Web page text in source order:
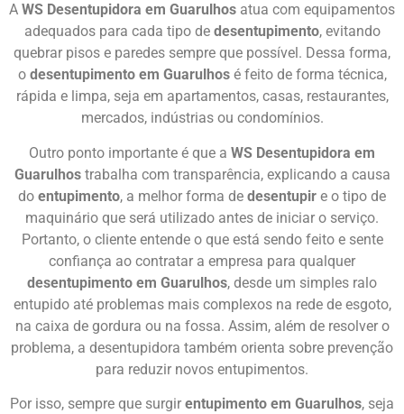
A WS Desentupidora em Guarulhos atua com equipamentos
adequados para cada tipo de desentupimento, evitando
quebrar pisos e paredes sempre que possível. Dessa forma,
o desentupimento em Guarulhosé feito de forma técnica,
rápida e limpa, seja em apartamentos, casas, restaurantes,
mercados, indústrias ou condomínios.
Outro ponto importante é que a WS Desentupidora em
Guarulhostrabalha com transparência, explicando a causa
do entupimento, a melhor forma de desentupir e o tipo de
maquinário que será utilizado antes de iniciar o serviço.
Portanto, o cliente entende o que está sendo feito e sente
confiança ao contratar a empresa para qualquer
desentupimento em Guarulhos, desde um simples ralo
entupido até problemas mais complexos na rede de esgoto,
na caixa de gordura ou na fossa. Assim, além de resolver o
problema, a desentupidora também orienta sobre prevenção
para reduzir novos entupimentos.
Por isso, sempre que surgir entupimento em Guarulhos, seja